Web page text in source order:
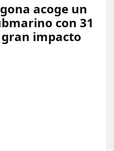
acoge un
con 31
impacto